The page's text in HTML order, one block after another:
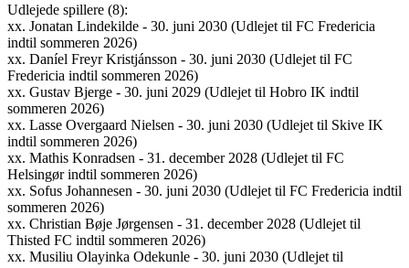
Udlejede spillere (8):
xx. Jonatan Lindekilde - 30. juni 2030 (Udlejet til FC Fredericia
indtil sommeren 2026)
xx. Daníel Freyr Kristjánsson - 30. juni 2030 (Udlejet til FC
Fredericia indtil sommeren 2026)
xx. Gustav Bjerge - 30. juni 2029 (Udlejet til Hobro IK indtil
sommeren 2026)
xx. Lasse Overgaard Nielsen - 30. juni 2030 (Udlejet til Skive IK
indtil sommeren 2026)
xx. Mathis Konradsen - 31. december 2028 (Udlejet til FC
Helsingør indtil sommeren 2026)
xx. Sofus Johannesen - 30. juni 2030 (Udlejet til FC Fredericia indtil
sommeren 2026)
xx. Christian Bøje Jørgensen - 31. december 2028 (Udlejet til
Thisted FC indtil sommeren 2026)
xx. Musiliu Olayinka Odekunle - 30. juni 2030 (Udlejet til